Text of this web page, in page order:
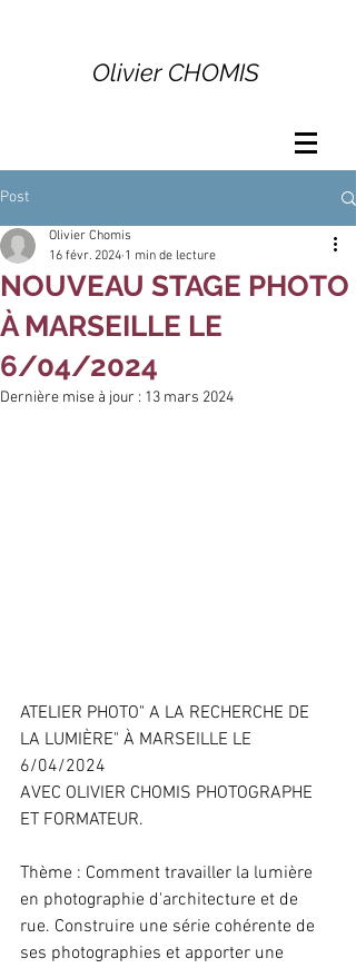
Olivier CHOMIS
Post
NOUVEAU STAGE PHOTO
À MARSEILLE LE
6/04/2024
Olivier Chomis
16 févr. 2024 1 min de lecture
Dernière mise à jour : 13 mars 2024
ATELIER PHOTO" A LA RECHERCHE DE
LA LUMIÈRE" À MARSEILLE LE
6/04/2024
AVEC OLIVIER CHOMIS PHOTOGRAPHE
ET FORMATEUR.
Thème : Comment travailler la lumière
en photographie d'architecture et de
rue. Construire une série cohérente de
ses photographies et apporter une